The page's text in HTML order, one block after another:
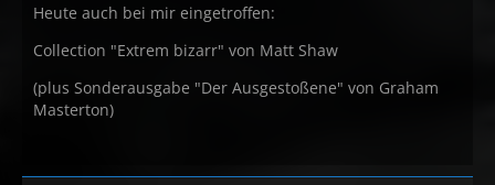
Heute auch bei mir eingetroffen:
Collection "Extrem bizarr" von Matt Shaw
(plus Sonderausgabe "Der Ausgestoßene" von Graham
Masterton)